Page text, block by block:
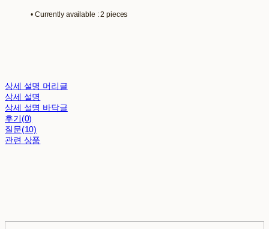
• Currently available : 2 pieces
상세 설명 머리글
상세 설명
상세 설명 바닥글
후기(0)
질문(10)
관련 상품